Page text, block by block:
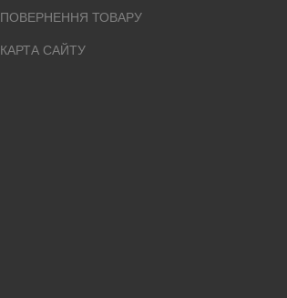
ПОВЕРНЕННЯ ТОВАРУ
КАРТА САЙТУ